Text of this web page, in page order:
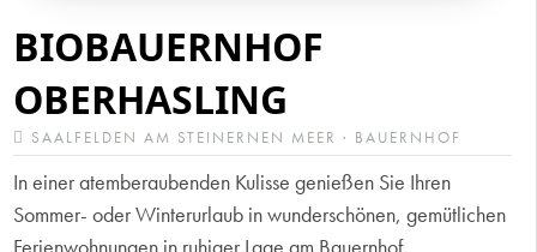
BIOBAUERNHOF
OBERHASLING
SAALFELDEN AM STEINERNEN MEER · BAUERNHOF
In einer atemberaubenden Kulisse genießen Sie Ihren
Sommer- oder Winterurlaub in wunderschönen, gemütlichen